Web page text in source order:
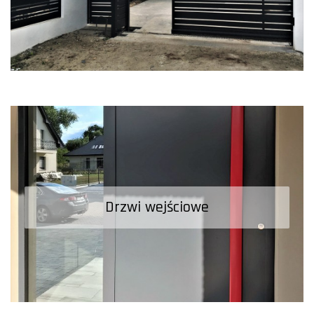
Drzwi wejściowe
Drzwi wejściowe